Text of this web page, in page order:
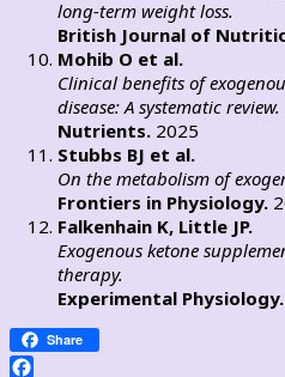
long-term weight loss.
British Journal of
Mohib O et al.
Clinical benefits of
disease: A systematic review.
Nutrients. 2025
Stubbs BJ et al.
On the metabolism of
Frontiers in Physiology.
Falkenhain K, Little JP.
Exogenous ketone
therapy.
Experimental Physiology.
Share